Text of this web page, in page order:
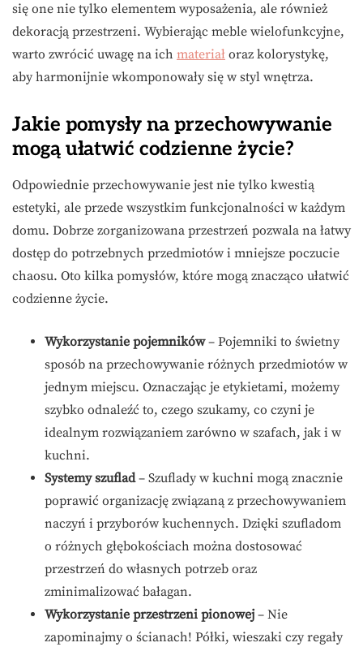
się one nie tylko elementem wyposażenia, ale również
dekoracją przestrzeni. Wybierając meble wielofunkcyjne,
warto zwrócić uwagę na ich materiał oraz kolorystykę,
aby harmonijnie wkomponowały się w styl wnętrza.
Jakie pomysły na przechowywanie
mogą ułatwić codzienne życie?
Odpowiednie przechowywanie jest nie tylko kwestią
estetyki, ale przede wszystkim funkcjonalności w każdym
domu. Dobrze zorganizowana przestrzeń pozwala na łatwy
dostęp do potrzebnych przedmiotów i mniejsze poczucie
chaosu. Oto kilka pomysłów, które mogą znacząco ułatwić
codzienne życie.
Wykorzystanie pojemników– Pojemniki to świetny
sposób na przechowywanie różnych przedmiotów w
jednym miejscu. Oznaczając je etykietami, możemy
szybko odnaleźć to, czego szukamy, co czyni je
idealnym rozwiązaniem zarówno w szafach, jak i w
kuchni.
Systemy szuflad– Szuflady w kuchni mogą znacznie
poprawić organizację związaną z przechowywaniem
naczyń i przyborów kuchennych. Dzięki szufladom
o różnych głębokościach można dostosować
przestrzeń do własnych potrzeb oraz
zminimalizować bałagan.
Wykorzystanie przestrzeni pionowej – Nie
zapominajmy o ścianach! Półki, wieszaki czy regały